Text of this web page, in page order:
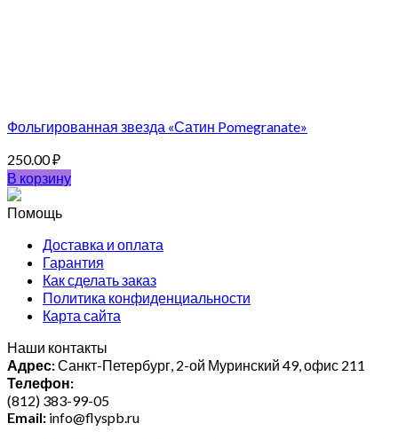
Фольгированная звезда «Сатин Pomegranate»
250.00₽
В корзину
Помощь
Доставка и оплата
Гарантия
Как сделать заказ
Политика конфиденциальности
Карта сайта
Наши контакты
Адрес:Санкт-Петербург, 2-ой Муринский 49, офис 211
Телефон:
(812) 383-99-05
Email: info@flyspb.ru